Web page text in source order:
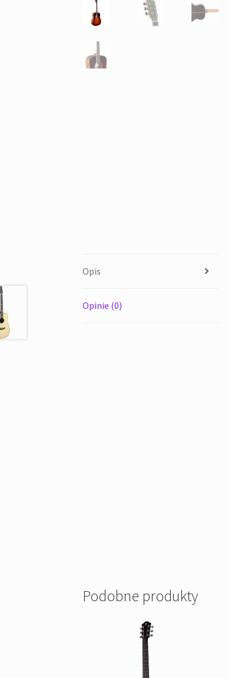
Opis
Opinie (0)
Podobne produkty